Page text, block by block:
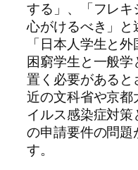
する」、「フレ
心がけるべき」
「日本人学生と
困窮学生と一般学
置く必要がある
近の文科省や京
イルス感染症対
の申請要件の問題
す。